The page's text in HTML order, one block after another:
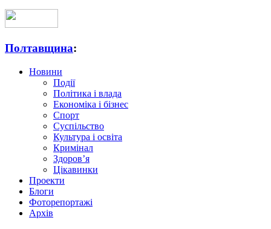
Полтавщина:
Новини
Події
Політика і влада
Економіка і бізнес
Спорт
Суспільство
Культура і освіта
Кримінал
Здоров’я
Цікавинки
Проекти
Блоги
Фоторепортажі
Архів